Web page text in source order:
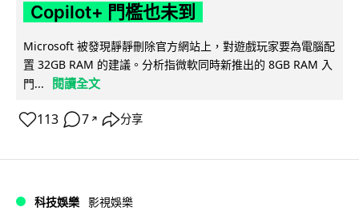
Copilot+ 門檻也未到
Microsoft 被發現靜靜刪除官方網站上，對遊戲玩家要為電腦配
置 32GB RAM 的建議。分析指微軟同時新推出的 8GB RAM 入
門...
閱讀全文
113 7 ↗ 分享
科技娛樂 影視娛樂